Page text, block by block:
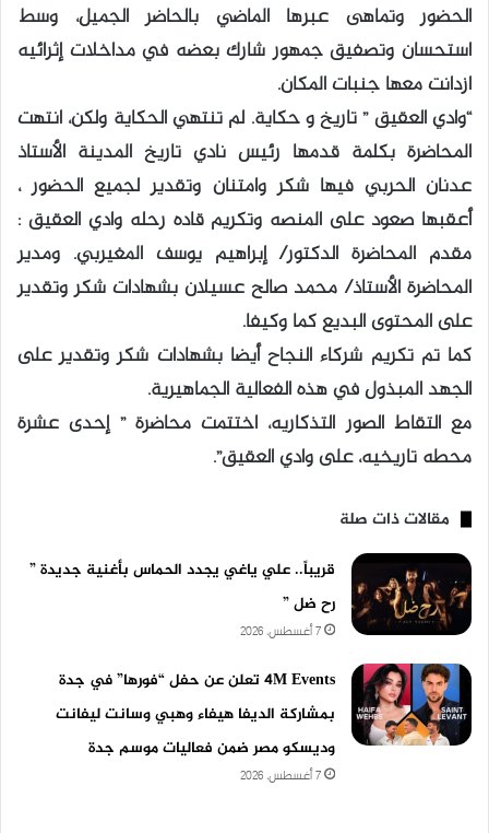
الحضور وتماهى عبرها الماضي بالحاضر الجميل، وسط
استحسان وتصفيق جمهور شارك بعضه في مداخلات إثرائيه
ازدانت معها جنبات المكان.
“وادي العقيق ” تاريخ و حكاية. لم تنتهي الحكاية ولكن، انتهت
المحاضرة بكلمة قدمها رئيس نادي تاريخ المدينة الأستاذ
عدنان الحربي فيها شكر وامتنان وتقدير لجميع الحضور ،
أعقبها صعود على المنصه وتكريم قاده رحله وادي العقيق :
مقدم المحاضرة الدكتور/ إبراهيم يوسف المغيربي. ومدير
المحاضرة الأستاذ/ محمد صالح عسيلان بشهادات شكر وتقدير
على المحتوى البديع كما وكيفا.
كما تم تكريم شركاء النجاح أيضا بشهادات شكر وتقدير على
الجهد المبذول في هذه الفعالية الجماهيرية.
مع التقاط الصور التذكاريه، اختتمت محاضرة ” إحدى عشرة
محطه تاريخيه، على وادي العقيق”.
مقالات ذات صلة
قريباً.. علي ياغي يجدد الحماس بأغنية جديدة ”
رح ضل ”
7 أغسطس، 2026
4M Events تعلن عن حفل “فورها” في جدة
بمشاركة الديفا هيفاء وهبي وسانت ليفانت
وديسكو مصر ضمن فعاليات موسم جدة
7 أغسطس، 2026